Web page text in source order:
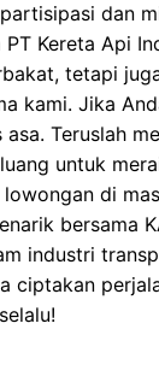
dan
Kereta Api
tetapi
kami. Jika
Teruslah
untuk
di
bersama
industri
ciptakan